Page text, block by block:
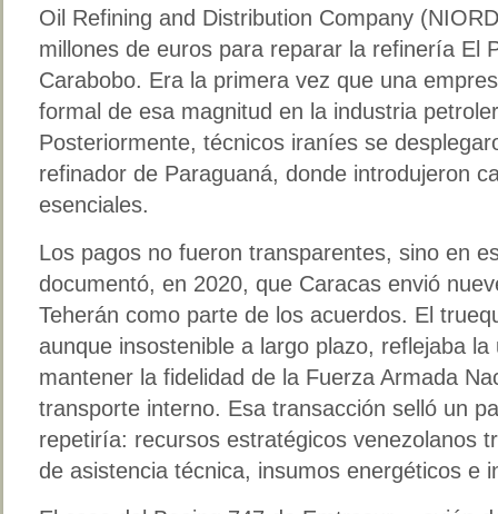
Oil Refining and Distribution Company
millones de euros para reparar la refinería El
Carabobo. Era la primera vez que una
formal de esa magnitud en la industria
Posteriormente, técnicos iraníes se
refinador de Paraguaná, donde introdujeron
esenciales.
Los pagos no fueron transparentes, sino en
documentó, en 2020, que Caracas envió
Teherán como parte de los acuerdos. El
aunque insostenible a largo plazo, reflejaba
mantener la fidelidad de la Fuerza Armada
transporte interno. Esa transacción selló un
repetiría: recursos estratégicos venezolanos
de asistencia técnica, insumos energéticos e